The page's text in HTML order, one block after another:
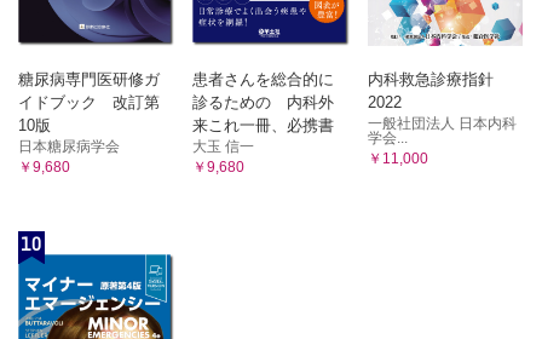
糖尿病専門医研修ガ
イドブック 改訂第
10版
日本糖尿病学会
￥9,680
患者さんを総合的に
診るための 内科外
来これ一冊、必携書
大玉 信一
￥9,680
内科救急診療指針
2022
一般社団法人 日本内科
学会...
￥11,000
10